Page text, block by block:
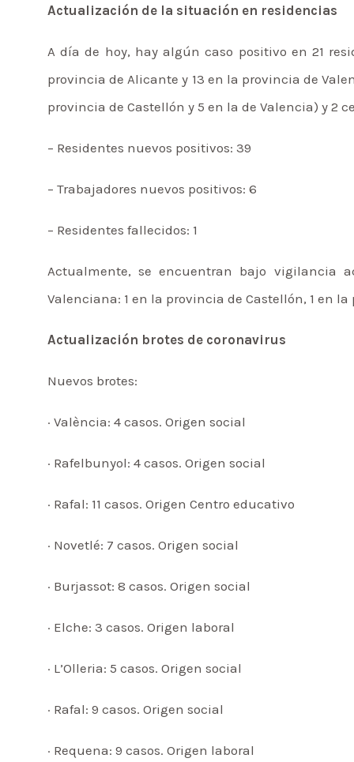
Actualización de la situación en residencias
A día de hoy, hay algún caso positivo en 21
provincia de Alicante y 13 en la provincia de
provincia de Castellón y 5 en la de Valencia) y 2
– Residentes nuevos positivos: 39
– Trabajadores nuevos positivos: 6
– Residentes fallecidos: 1
Actualmente, se encuentran bajo vigilancia
Valenciana: 1 en la provincia de Castellón, 1 en
Actualización brotes de coronavirus
Nuevos brotes:
· València: 4 casos. Origen social
· Rafelbunyol: 4 casos. Origen social
· Rafal: 11 casos. Origen Centro educativo
· Novetlé: 7 casos. Origen social
· Burjassot: 8 casos. Origen social
· Elche: 3 casos. Origen laboral
· L’Olleria: 5 casos. Origen social
· Rafal: 9 casos. Origen social
· Requena: 9 casos. Origen laboral